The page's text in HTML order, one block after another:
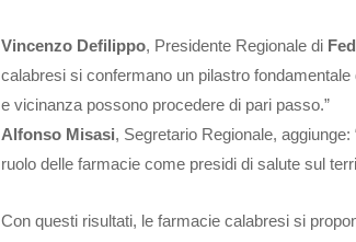
Vincenzo Defilippo, Presidente Regionale di
calabresi si confermano un pilastro
e vicinanza possono procedere di pari passo.”
Alfonso Misasi, Segretario Regionale,
ruolo delle farmacie come presidi di salute sul
Con questi risultati, le farmacie calabresi si